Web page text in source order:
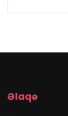
Əlaqə